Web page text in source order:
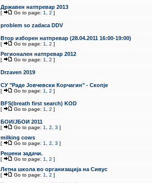
Државен натпревар 2013
[ Go to page: 1 2 ]
problem so zadaca DDV
Втор изборен натпревар (28.04.2011 16:00-19:00)
[ Go to page: 1 2 ]
Регионален натпревар 2012
[ Go to page: 1 2 ]
Drzaven 2019
СУ "Раде Јовчевски Корчагин" - Скопје
[ Go to page: 1 2 ]
BFS(breath first search) KOD
[ Go to page: 1 2 ]
БОИ/ЈБОИ 2011
[ Go to page: 1 2 3 ]
milking cows
[ Go to page: 1 2 3 ]
Решени задачи.
[ Go to page: 1 2 ]
Летна школа во организација на Сивус
[ Go to page: 1 2 ]